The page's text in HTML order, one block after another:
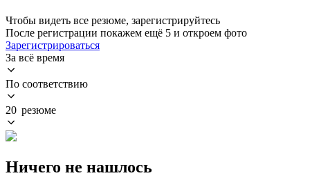
Чтобы видеть все резюме, зарегистрируйтесь
После регистрации покажем ещё 5 и откроем фото
Зарегистрироваться
За всё время
По соответствию
20 резюме
Ничего не нашлось